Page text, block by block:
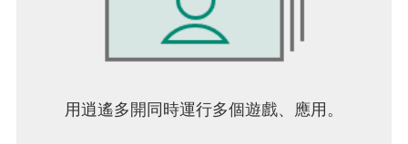
用逍遙多開同時運行多個遊戲、應用。